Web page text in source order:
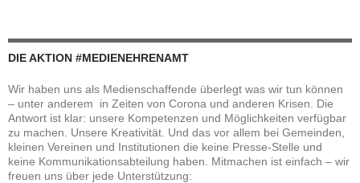
DIE AKTION #MEDIENEHRENAMT
Wir haben uns als Medienschaffende überlegt was wir tun können
– unter anderem in Zeiten von Corona und anderen Krisen. Die
Antwort ist klar: unsere Kompetenzen und Möglichkeiten verfügbar
zu machen. Unsere Kreativität. Und das vor allem bei Gemeinden,
kleinen Vereinen und Institutionen die keine Presse-Stelle und
keine Kommunikationsabteilung haben. Mitmachen ist einfach – wir
freuen uns über jede Unterstützung: